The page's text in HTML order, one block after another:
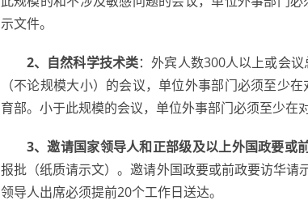
示文件。
2、自然科学技术类：外宾人数300人以上或会
（不论规模大小）的会议，单位外事部门必须至少
育部。小于此规模的会议，单位外事部门必须至少在
3、邀请国家领导人和正部级及以上外国政要或
报批（纸质请示文）。邀请外国政要或前政要访华请
领导人出席必须提前20个工作日送达。